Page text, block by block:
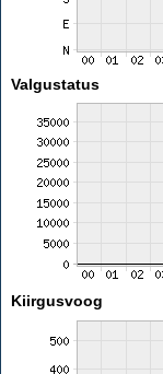
Valgustatus
Kiirgusvoog